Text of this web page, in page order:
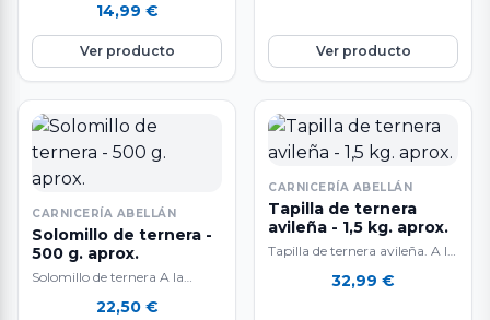
500 gr. aproximadamente.
Extraordinario sabor.…
14,99 €
Ver producto Ver producto
CARNICERÍA ABELLÁN
Solomillo de ternera -
500 g. aprox.
Solomillo de ternera A la
aproximadamente. El corte
22,50 €
CARNICERÍA ABELLÁN
Tapilla de ternera
avileña - 1,5 kg. aprox.
Tapilla de ternera avileña. A la
aproximadamente. El peso…
32,99 €